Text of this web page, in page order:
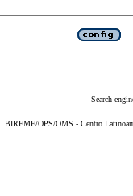
Search
BIREME/OPS/OMS - Centro